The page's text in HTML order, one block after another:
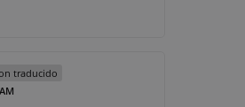
traducido